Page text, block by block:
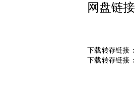
网盘链接
下载转存链接：
下载转存链接：